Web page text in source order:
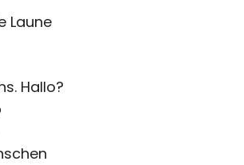
Laune
Hallo?